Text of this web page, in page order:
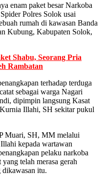
enam paket besar Narkoba
Polres Solok usai
rumah di kawasan Banda
Kubung, Kabupaten Solok,
Shabu, Seorang Pria
Rambatan
terhadap terduga
sebagai warga Nagari
dipimpin langsung Kasat
Illahi, SH sekitar pukul
Muari, SH, MM melalui
kepada wartawan
pelaku narkoba
telah merasa gerah
dikawasan itu.